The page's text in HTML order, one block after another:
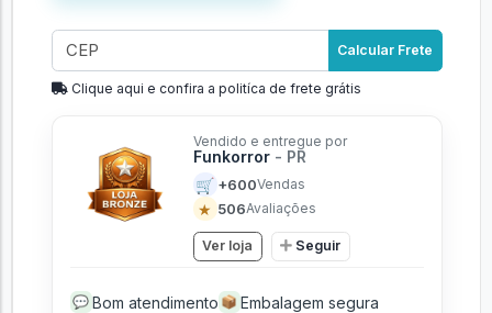
Calcular Frete
Clique aqui e confira a politíca de frete grátis
Vendido e entregue por
Funkorror - PR
🛒 +600Vendas
★ 506Avaliações
Ver loja Seguir
💬 Bom atendimento 📦 Embalagem segura